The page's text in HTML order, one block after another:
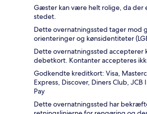
Gæster kan være helt rolige, da der
stedet.
Dette overnatningssted tager mod
orienteringer og kønsidentiteter
Dette overnatningssted accepterer
debetkort. Kontanter accepteres
Godkendte kreditkort: Visa,
Express, Discover, Diners Club,
Pay
Dette overnatningssted har